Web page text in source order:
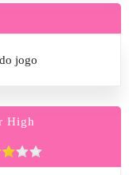
jogo
High